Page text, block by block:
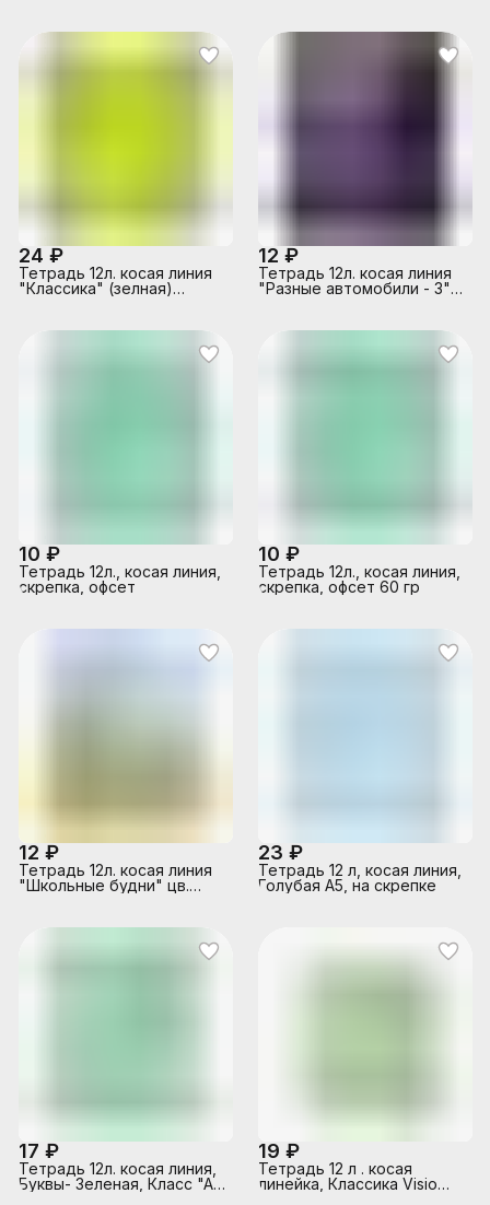
24 ₽
Тетрадь 12л. косая линия
"Классика" (зелная)
12 ₽
Тетрадь 12л. косая линия
"Разные автомобили - 3"
10 ₽
Тетрадь 12л., косая линия,
скрепка, офсет
10 ₽
Тетрадь 12л., косая линия,
скрепка, офсет 60 гр
12 ₽
Тетрадь 12л. косая линия
"Школьные будни" цв.
23 ₽
Тетрадь 12 л, косая линия,
Голубая А5, на скрепке
17 ₽
Тетрадь 12л. косая линия,
Буквы- Зеленая, Класс "A"
19 ₽
Тетрадь 12 л . косая
линейка, Классика Visio